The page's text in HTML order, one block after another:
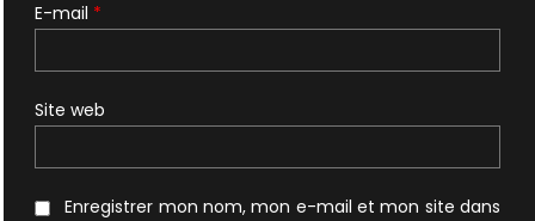
E-mail *
Site web
Enregistrer mon nom, mon e-mail et mon site dans